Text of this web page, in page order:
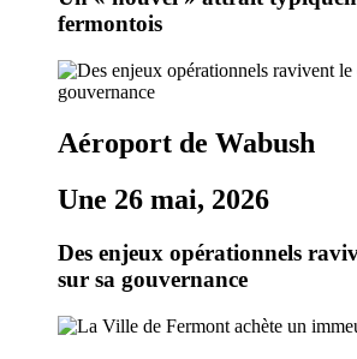
fermontois
Aéroport de Wabush
Une 26 mai, 2026
Des enjeux opérationnels
sur sa gouvernance